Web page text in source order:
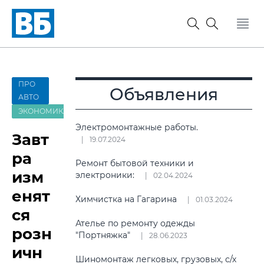
ПРО
АВТО
ЭКОНОМИКА
Завт
ра
изм
енят
ся
розн
ичн
Объявления
Электромонтажные работы.
19.07.2024
Ремонт бытовой техники и
электроники:
02.04.2024
Химчистка на Гагарина 01.03.2024
Ателье по ремонту одежды
"Портняжка"
28.06.2023
Шиномонтаж легковых, грузовых, с/х